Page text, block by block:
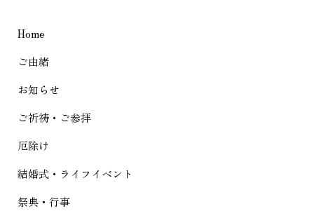
ー
シ
ョ
ン
Home
ご由緒
お知らせ
ご祈祷・ご参拝
厄除け
結婚式・ライフイベント
祭典・行事